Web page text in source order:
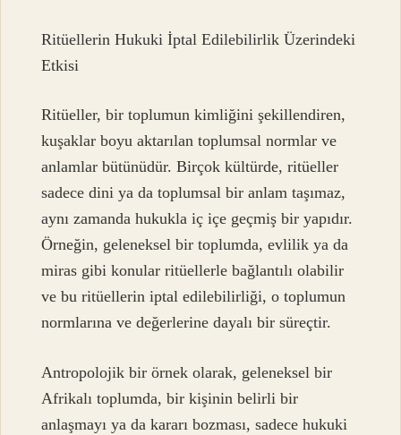
Ritüellerin Hukuki İptal Edilebilirlik Üzerindeki
Etkisi
Ritüeller, bir toplumun kimliğini şekillendiren,
kuşaklar boyu aktarılan toplumsal normlar ve
anlamlar bütünüdür. Birçok kültürde, ritüeller
sadece dini ya da toplumsal bir anlam taşımaz,
aynı zamanda hukukla iç içe geçmiş bir yapıdır.
Örneğin, geleneksel bir toplumda, evlilik ya da
miras gibi konular ritüellerle bağlantılı olabilir
ve bu ritüellerin iptal edilebilirliği, o toplumun
normlarına ve değerlerine dayalı bir süreçtir.
Antropolojik bir örnek olarak, geleneksel bir
Afrikalı toplumda, bir kişinin belirli bir
anlaşmayı ya da kararı bozması, sadece hukuki